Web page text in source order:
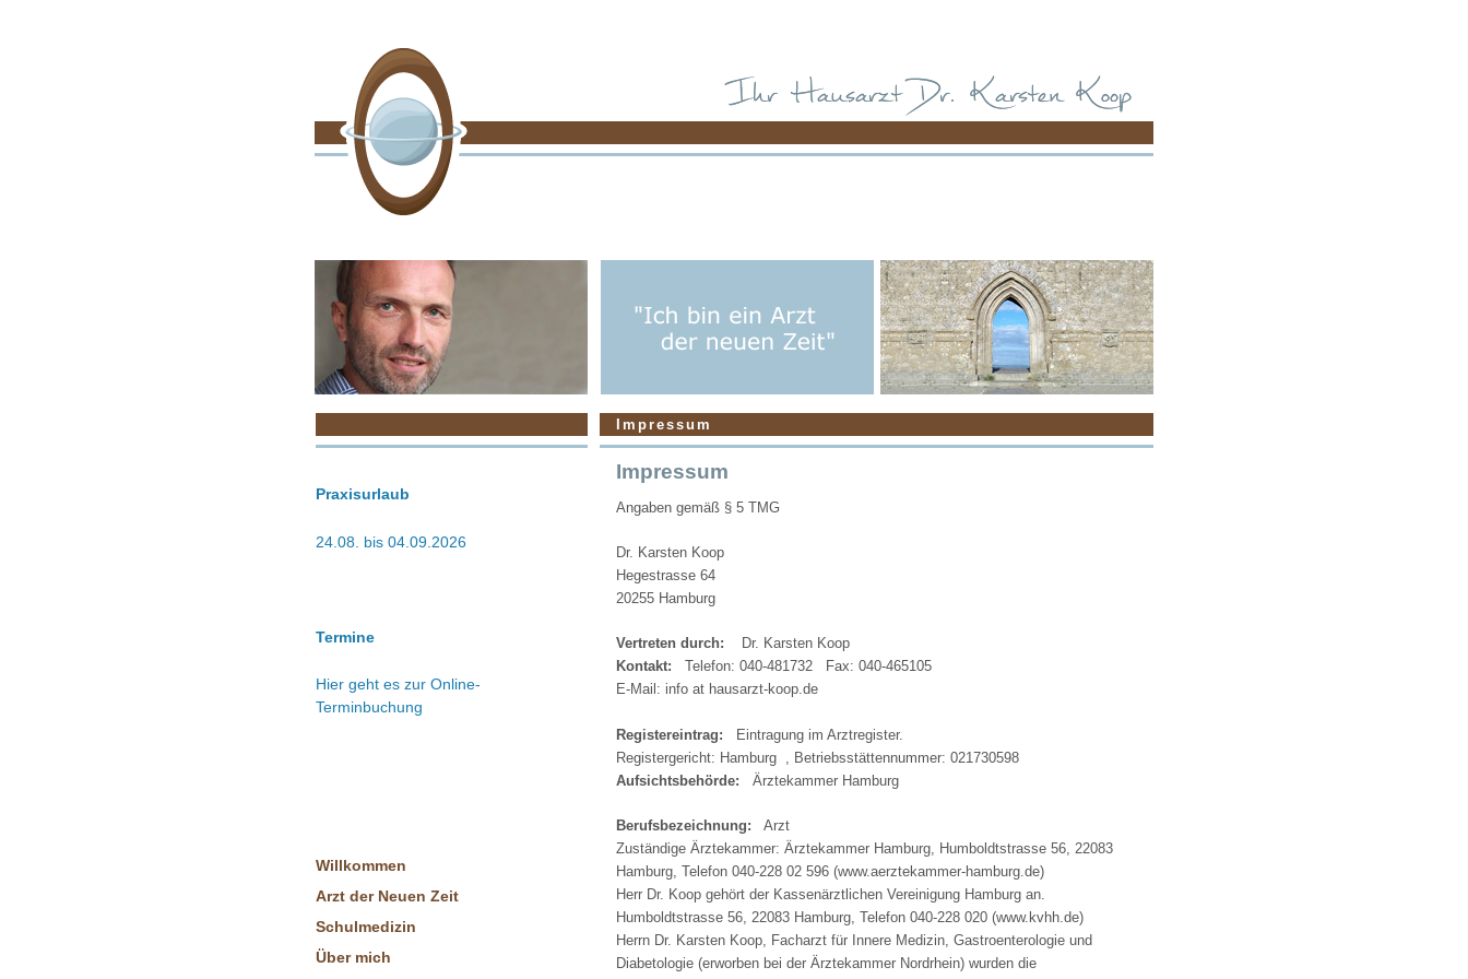
Impressum
Impressum
Angaben gemäß § 5 TMG
Dr. Karsten Koop
Hegestrasse 64
20255 Hamburg
Vertreten durch:
Dr. Karsten Koop
Kontakt:
Telefon: 040-481732 Fax: 040-465105
E-Mail: info at hausarzt-koop.de
Registereintrag:
Eintragung im Arztregister.
Registergericht: Hamburg , Betriebsstättennummer: 021730598
Aufsichtsbehörde:
Ärztekammer Hamburg
Berufsbezeichnung:
Arzt
Zuständige Ärztekammer: Ärztekammer Hamburg, Humboldtstrasse 56, 22083
Hamburg, Telefon 040-228 02 596 (www.aerztekammer-hamburg.de)
Herr Dr. Koop gehört der Kassenärztlichen Vereinigung Hamburg an.
Humboldtstrasse 56, 22083 Hamburg, Telefon 040-228 020 (www.kvhh.de)
Herrn Dr. Karsten Koop, Facharzt für Innere Medizin, Gastroenterologie und
Diabetologie (erworben bei der Ärztekammer Nordrhein) wurden die
Praxisurlaub
24.08. bis 04.09.2026
Termine
Hier geht es zur Online-
Terminbuchung
Willkommen
Arzt der Neuen Zeit
Schulmedizin
Über mich